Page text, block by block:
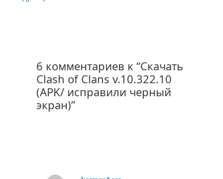
6 комментариев к “Скачать
Clash of Clans v.10.322.10
(APK/ исправили черный
экран)”